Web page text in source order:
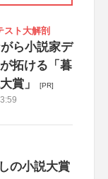
スト大解剖
ら小説家デ
拓ける「暮
賞」
[PR]
の小説大賞